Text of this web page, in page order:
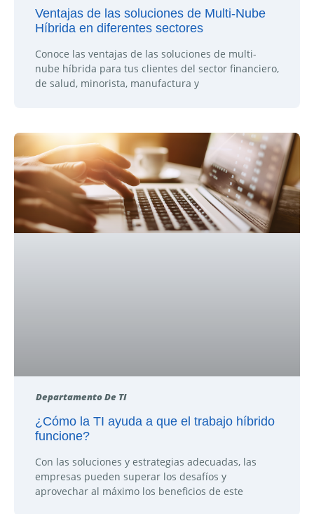
Ventajas de las soluciones de Multi-Nube
Híbrida en diferentes sectores
Conoce las ventajas de las soluciones de multi-
nube híbrida para tus clientes del sector financiero,
de salud, minorista, manufactura y
Departamento De TI
¿Cómo la TI ayuda a que el trabajo híbrido
funcione?
Con las soluciones y estrategias adecuadas, las
empresas pueden superar los desafíos y
aprovechar al máximo los beneficios de este